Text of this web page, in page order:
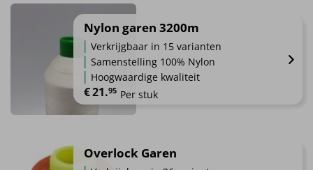
heeft
meerdere
variaties.
Deze
optie
kan
de
Nylon garen 3200m
Verkrijgbaar in 15 varianten
Samenstelling 100% Nylon
Hoogwaardige kwaliteit
€21.95 Per stuk
heeft
meerdere
Overlock Garen